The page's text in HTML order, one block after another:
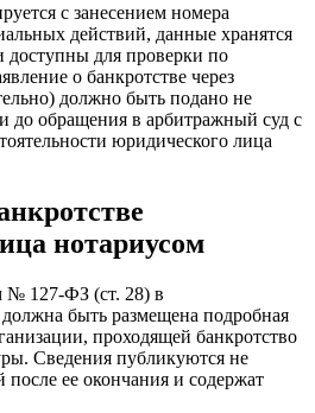
с занесением номера
действий, данные хранятся
доступны для проверки по
о банкротстве через
должно быть подано не
до обращения в арбитражный суд с
юридического лица
нотариусом
№ 127-ФЗ (ст. 28) в
должна быть размещена подробная
проходящей банкротство
Сведения публикуются не
после ее окончания и содержат